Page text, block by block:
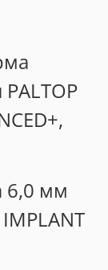
6,0 мм